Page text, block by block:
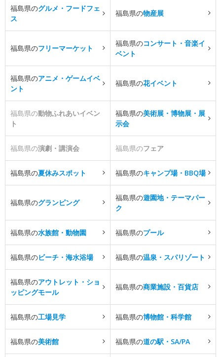
福島県のグルメ・フードフェ
ス
福島県の物産展
福島県のフリーマーケット
福島県のコンサート・音楽イ
ベント
福島県のアニメ・ゲームイベ
ント
福島県の花イベント
福島県の動物ふれあいイベン
ト
福島県の美術展・博物展・展
示会
福島県の演劇・講演会 福島県のフェア
福島県の夏休みスポット 福島県のキャンプ場・BBQ場
福島県のグランピング
福島県の遊園地・テーマパー
ク
福島県の水族館・動物園 福島県のプール
福島県のビーチ・海水浴場 福島県の温泉・スパリゾート
福島県のアウトレット・ショ
ッピングモール
福島県の商業施設・百貨店
福島県の工場見学 福島県の博物館・科学館
福島県の美術館 福島県の道の駅・SA/PA